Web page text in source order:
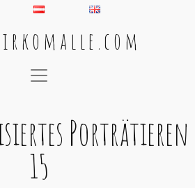
r k o m a l l e . c o m
Porträtieren
15